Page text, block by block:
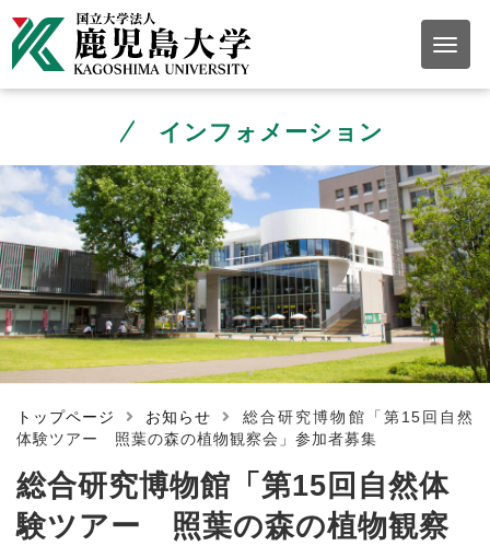
インフォメーション
トップページ お知らせ
総合研究博物館「第15回自然
体験ツアー 照葉の森の植物観察会」参加者募集
総合研究博物館「第15回自然体
験ツアー 照葉の森の植物観察